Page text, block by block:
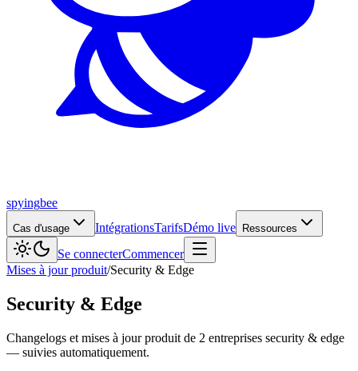
spyingbee
Cas d'usage IntégrationsTarifsDémo live Ressources
Se connecterCommencer
Mises à jour produit/Security & Edge
Security & Edge
Changelogs et mises à jour produit de 2 entreprises security & edge
— suivies automatiquement.